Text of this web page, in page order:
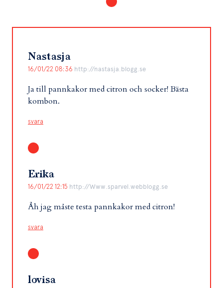
Nastasja
16/01/22 08:36 http://nastasja.blogg.se
Ja till pannkakor med citron och socker! Bästa
kombon.
svara
Erika
16/01/22 12:15 http://Www.sparvel.webblogg.se
Åh jag måste testa pannkakor med citron!
svara
lovisa